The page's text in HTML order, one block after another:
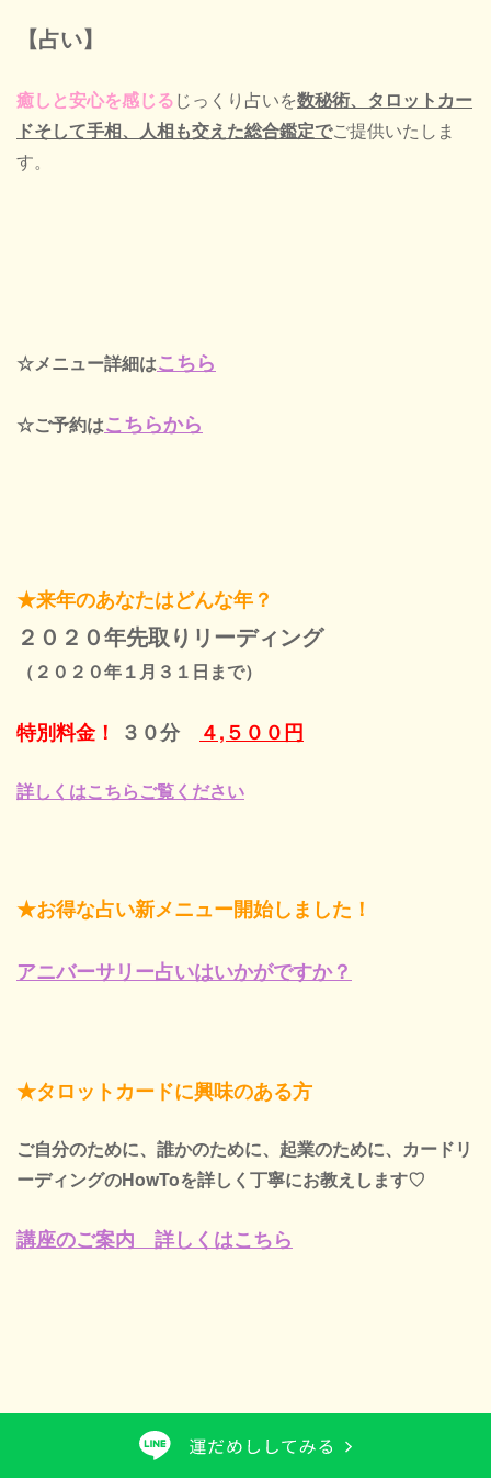
【占い】
癒しと安心を感じるじっくり占いを数秘術、タロットカー
ドそして手相、人相も交えた総合鑑定でご提供いたしま
す。
☆メニュー詳細はこちら
☆ご予約はこちらから
★来年のあなたはどんな年？
２０２０年先取りリーディング
（２０２０年１月３１日まで）
特別料金！ ３０分 ４,５００円
詳しくはこちらご覧ください
★お得な占い新メニュー開始しました！
アニバーサリー占いはいかがですか？
★タロットカードに興味のある方
ご自分のために、誰かのために、起業のために、カードリ
ーディングのHowToを詳しく丁寧にお教えします♡
講座のご案内 詳しくはこちら